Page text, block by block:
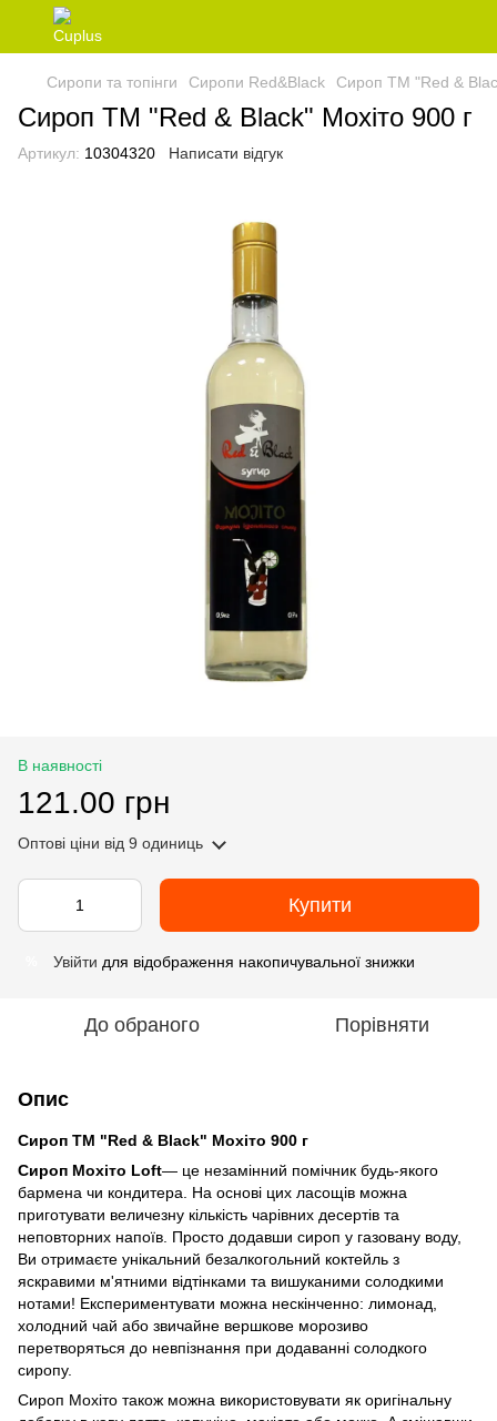
Сиропи та топінги Сиропи Red&Black Сироп ТМ "Red &
Сироп ТМ "Red & Black" Мохіто 900 г
Артикул: 10304320 Написати відгук
В наявності
121.00 грн
Оптові ціни від 9 одиниць
Купити
Увійти для відображення накопичувальної знижки
До обраного Порівняти
Опис
Сироп ТМ "Red & Black" Мохіто 900 г
Сироп Мохіто Loft— це незамінний помічник будь-якого
бармена чи кондитера. На основі цих ласощів можна
приготувати величезну кількість чарівних десертів та
неповторних напоїв. Просто додавши сироп у газовану воду,
Ви отримаєте унікальний безалкогольний коктейль з
яскравими м'ятними відтінками та вишуканими солодкими
нотами! Експериментувати можна нескінченно: лимонад,
холодний чай або звичайне вершкове морозиво
перетворяться до невпізнання при додаванні солодкого
сиропу.
Сироп Мохіто також можна використовувати як оригінальну